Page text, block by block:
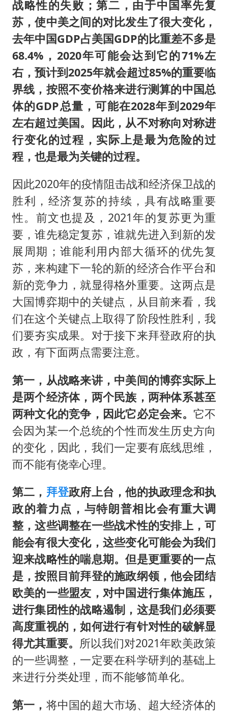
战略性的失败；第二，由于中国率先复
苏，使中美之间的对比发生了很大变化，
去年中国GDP占美国GDP的比重差不多是
68.4%，2020年可能会达到它的71%左
右，预计到2025年就会超过85%的重要临
界线，按照不变价格来进行测算的中国总
体的GDP总量，可能在2028年到2029年
左右超过美国。因此，从不对称向对称进
行变化的过程，实际上是最为危险的过
程，也是最为关键的过程。
因此2020年的疫情阻击战和经济保卫战的
胜利，经济复苏的持续，具有战略重要
性。前文也提及，2021年的复苏更为重
要，谁先稳定复苏，谁就先进入到新的发
展周期；谁能利用内部大循环的优先复
苏，来构建下一轮的新的经济合作平台和
新的竞争力，就显得格外重要。这两点是
大国博弈期中的关键点，从目前来看，我
们在这个关键点上取得了阶段性胜利，我
们要夯实成果。对于接下来拜登政府的执
政，有下面两点需要注意。
第一，从战略来讲，中美间的博弈实际上
是两个经济体，两个民族，两种体系甚至
两种文化的竞争，因此它必定会来。 它不
会因为某一个总统的个性而发生历史方向
的变化，因此，我们一定要有底线思维，
而不能有侥幸心理。
第二， 拜登政府上台，他的执政理念和执
政的着力点，与特朗普相比会有重大调
整，这些调整在一些战术性的安排上，可
能会有很大变化，这些变化可能会为我们
迎来战略性的喘息期。但是更重要的一点
是，按照目前拜登的施政纲领，他会团结
欧美的一些盟友，对中国进行集体施压，
进行集团性的战略遏制，这是我们必须要
高度重视的，如何进行有针对性的破解显
得尤其重要。 所以我们对2021年欧美政策
的一些调整，一定要在科学研判的基础上
来进行分类处理，而不能够简单化。
第一， 将中国的超大市场、超大经济体的